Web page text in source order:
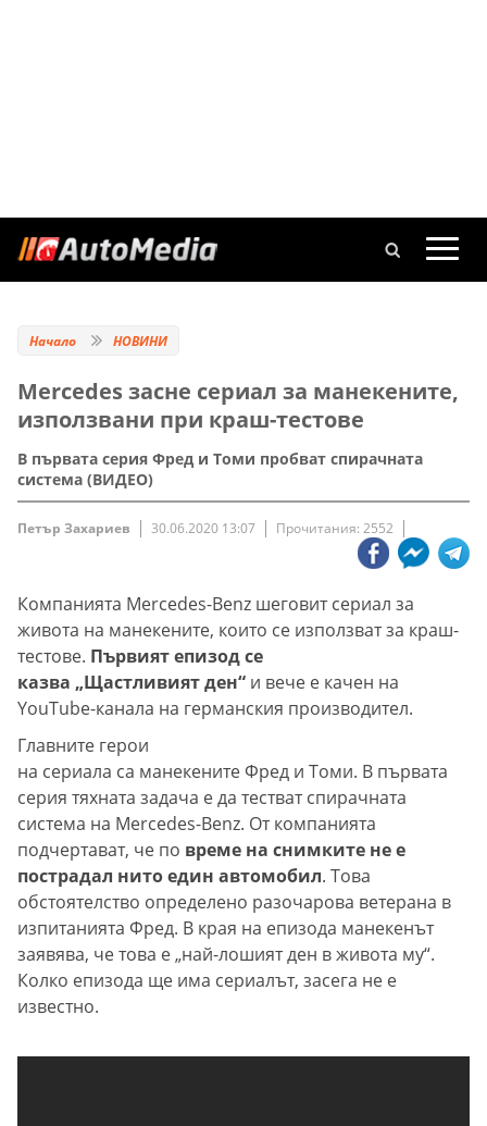
Начало НОВИНИ
Mercedes засне сериал за манекените,
използвани при краш-тестове
В първата серия Фред и Томи пробват спирачната
система (ВИДЕО)
Петър Захариев 30.06.2020 13:07 Прочитания: 2552
Компанията Mercedes-Benz шеговит сериал за
живота на манекените, които се използват за краш-
тестове. Първият епизод се
казва „Щастливият ден“ и вече е качен на
YouTube-канала на германския производител.
Главните герои
на сериала са манекените Фред и Томи. В първата
серия тяхната задача е да тестват спирачната
система на Mercedes-Benz. От компанията
подчертават, че по време на снимките не е
пострадал нито един автомобил. Това
обстоятелство определено разочарова ветерана в
изпитанията Фред. В края на епизода манекенът
заявява, че това е „най-лошият ден в живота му“.
Колко епизода ще има сериалът, засега не е
известно.